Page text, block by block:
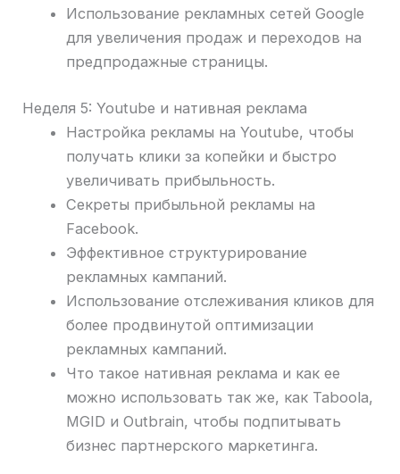
Использование рекламных сетей Google
для увеличения продаж и переходов на
предпродажные страницы.
Неделя 5: Youtube и нативная реклама
Настройка рекламы на Youtube, чтобы
получать клики за копейки и быстро
увеличивать прибыльность.
Секреты прибыльной рекламы на
Facebook.
Эффективное структурирование
рекламных кампаний.
Использование отслеживания кликов для
более продвинутой оптимизации
рекламных кампаний.
Что такое нативная реклама и как ее
можно использовать так же, как Taboola,
MGID и Outbrain, чтобы подпитывать
бизнес партнерского маркетинга.